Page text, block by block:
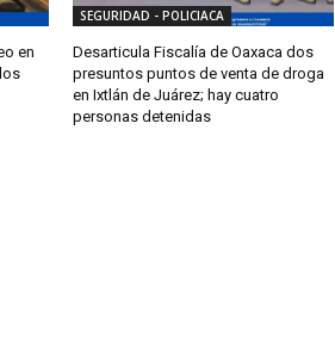
en
SEGURIDAD - POLICIACA
Desarticula Fiscalía de Oaxaca dos
presuntos puntos de venta de droga
en Ixtlán de Juárez; hay cuatro
personas detenidas